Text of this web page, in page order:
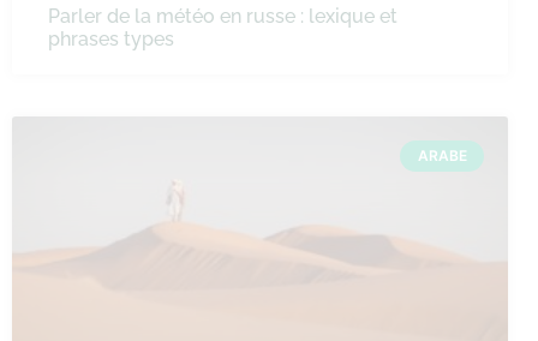
Parler de la météo en russe : lexique et
phrases types
ARABE